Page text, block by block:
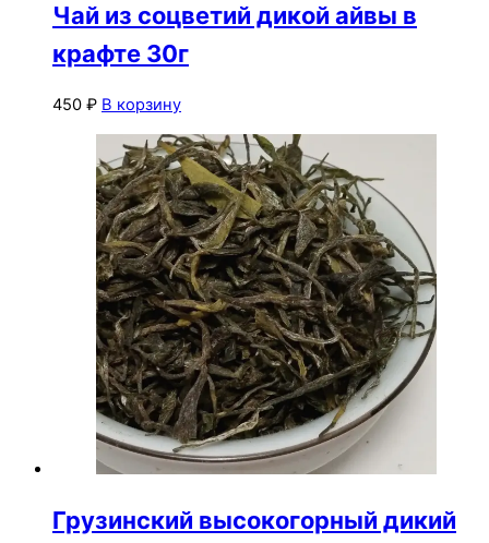
Чай из соцветий дикой айвы в
крафте 30г
450 ₽ В корзину
Грузинский высокогорный дикий